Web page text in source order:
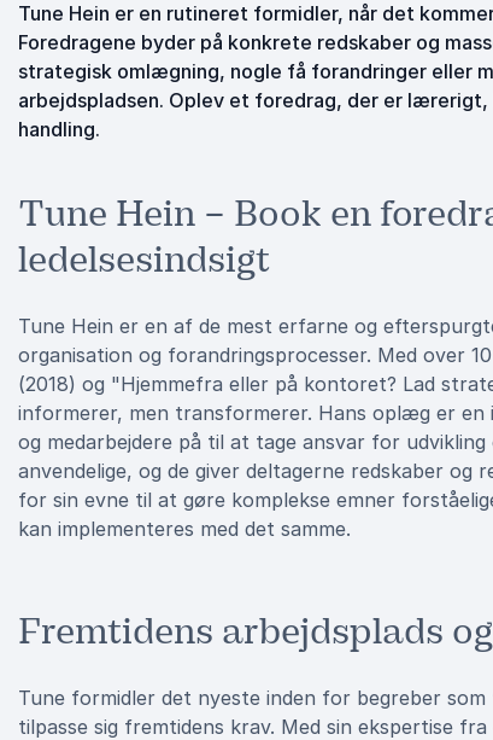
Tune Hein er en rutineret formidler, når det
Foredragene byder på konkrete redskaber og
strategisk omlægning, nogle få forandringer eller
arbejdspladsen. Oplev et foredrag, der er
handling.
Tune Hein – Book en
ledelsesindsigt
Tune Hein er en af de mest erfarne og
organisation og forandringsprocesser. Med over
(2018) og "Hjemmefra eller på kontoret? Lad
informerer, men transformerer. Hans oplæg er
og medarbejdere på til at tage ansvar for
anvendelige, og de giver deltagerne redskaber
for sin evne til at gøre komplekse emner
kan implementeres med det samme.
Fremtidens arbejdsplads
Tune formidler det nyeste inden for begreber
tilpasse sig fremtidens krav. Med sin ekspertise